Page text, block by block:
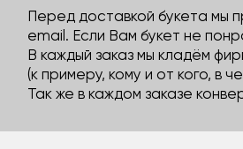
Перед доставкой букета мы
email. Если Вам букет не
В каждый заказ мы кладём
(к примеру, кому и от кого, в
Так же в каждом заказе